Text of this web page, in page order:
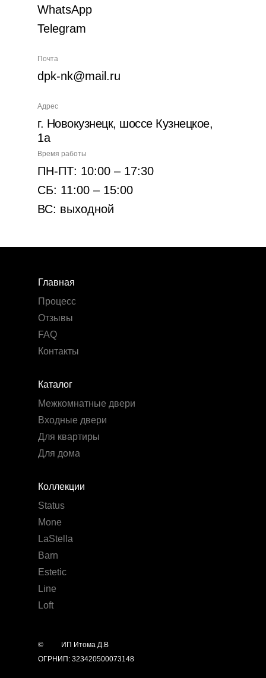
WhatsApp
Telegram
Почта
dpk-nk@mail.ru
Время работы
ПН-ПТ: 10:00 – 17:30
СБ: 11:00 – 15:00
ВС: выходной
Адрес
г. Новокузнецк, шоссе Кузнецкое,
1а
Коллекции
Status
Mone
LaStella
Barn
Estetic
Line
Loft
Каталог
Межкомнатные двери
Входные двери
Для квартиры
Для дома
Главная
Процесс
Отзывы
FAQ
Контакты
©
ИП Итома Д.В
ОГРНИП: 323420500073148